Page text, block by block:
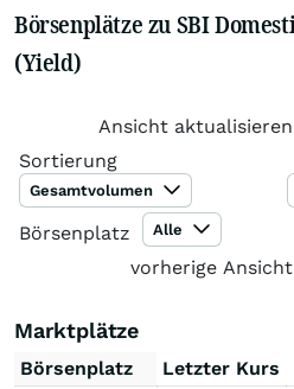
Börsenplätze zu SBI
(Yield)
Ansicht aktualisieren
Sortierung
Gesamtvolumen
Börsenplatz Alle
vorherige Ansicht
Marktplätze
Börsenplatz Letzter Kurs